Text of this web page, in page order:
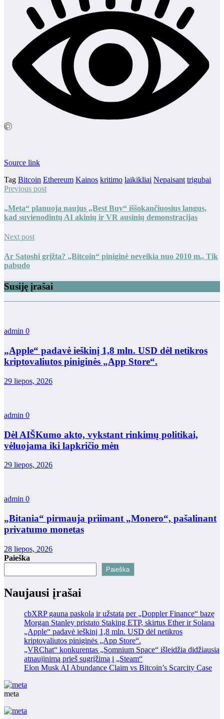
Source link
Tag Bitcoin Ethereum Kainos kritimo laikikliai Nepaisant trigubai
Previous post
„Meta“ planuoja naujus „Best Buy“ iššokančiuosius langus,
kad suvienodintų AI akinių ir VR ausinių demonstracijas
Next post
Ar Satoshi grįžta? „Bitcoin“ piniginė neveikia nuo 2010 m., Tik
pabudo
Susiję įrašai
admin 0
„Apple“ padavė ieškinį 1,8 mln. USD dėl netikros
kriptovaliutos piniginės „App Store“.
29 liepos, 2026
admin 0
Dėl AIŠKumo akto, vykstant rinkimų politikai,
vėluojama iki lapkričio mėn
29 liepos, 2026
admin 0
„Bitania“ pirmauja priimant „Monero“, pašalinant
privatumo monetas
28 liepos, 2026
Paieška
Paieška
Naujausi įrašai
cbXRP gauna paskolą ir užstatą per „Doppler Finance“ bazę
Morgan Stanley pristato Staking ETP, skirtus Ether ir Solana
„Apple“ padavė ieškinį 1,8 mln. USD dėl netikros
kriptovaliutos piniginės „App Store“.
„VRChat“ konkurentas „Somnium Space“ išleidžia didžiausią
atnaujinimą prieš sugrįžimą į „Steam“
Elon Musk AI Abundance Claim vs Bitcoin’s Scarcity Case
meta